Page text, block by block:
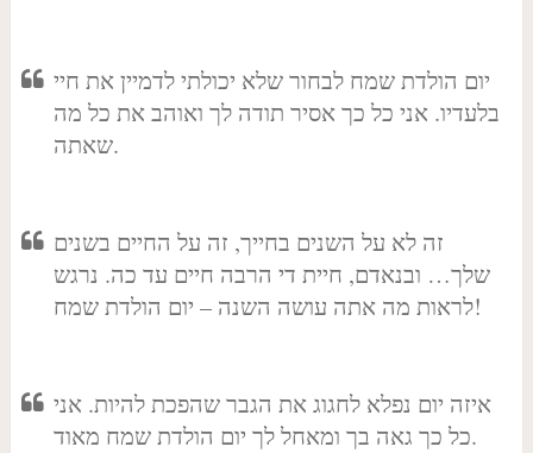
יום הולדת שמח לבחור שלא יכולתי לדמיין את חיי
בלעדיו. אני כל כך אסיר תודה לך ואוהב את כל מה
שאתה.
זה לא על השנים בחייך, זה על החיים בשנים
שלך… ובנאדם, חיית די הרבה חיים עד כה. נרגש
לראות מה אתה עושה השנה – יום הולדת שמח!
איזה יום נפלא לחגוג את הגבר שהפכת להיות. אני
כל כך גאה בך ומאחל לך יום הולדת שמח מאוד.